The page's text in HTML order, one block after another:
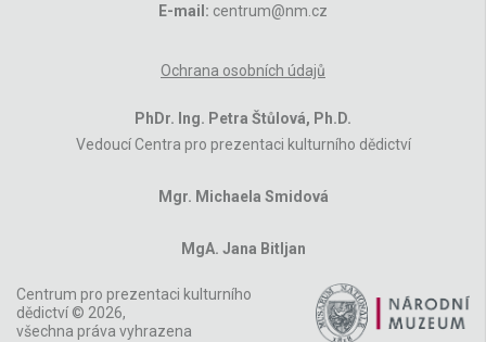
E-mail: centrum@nm.cz
Ochrana osobních údajů
PhDr. Ing. Petra Štůlová, Ph.D.
Vedoucí Centra pro prezentaci kulturního dědictví
Mgr. Michaela Smidová
MgA. Jana Bitljan
Centrum pro prezentaci kulturního
dědictví © 2026,
všechna práva vyhrazena